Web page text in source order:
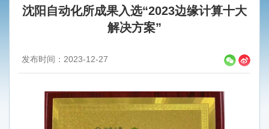
沈阳自动化所成果入选“2023边缘计算十大
解决方案”
发布时间：2023-12-27